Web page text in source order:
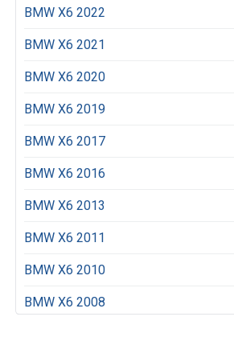
BMW X6 2022
BMW X6 2021
BMW X6 2020
BMW X6 2019
BMW X6 2017
BMW X6 2016
BMW X6 2013
BMW X6 2011
BMW X6 2010
BMW X6 2008